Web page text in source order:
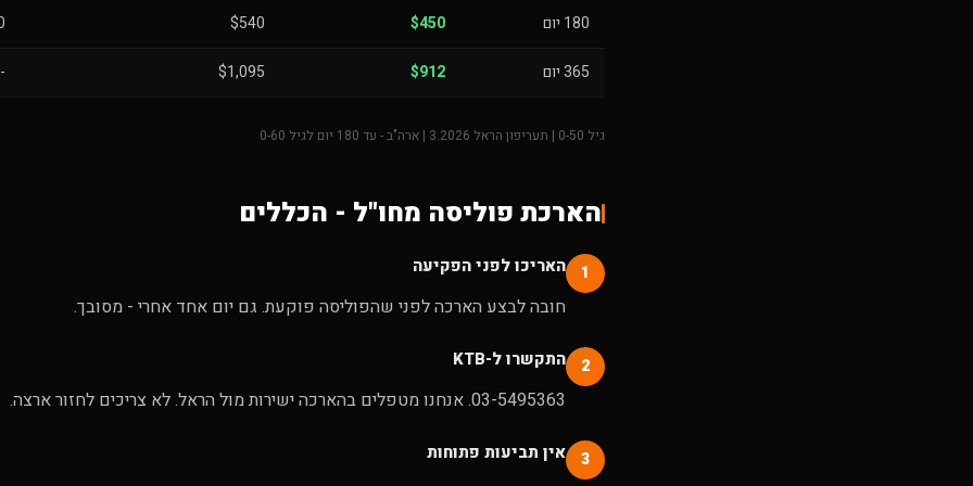
180 יום $450
$540
365 יום $912
$1,095
-
גיל 0-50 | תעריפון הראל 3.2026 | ארה"ב - עד 180 יום לגיל 0-60
הארכת פוליסה מחו"ל - הכללים
1 האריכו לפני הפקיעה
חובה לבצע הארכה לפני שהפוליסה פוקעת. גם יום אחד אחרי - מסובך.
2 התקשרו ל-KTB
03-5495363. אנחנו מטפלים בהארכה ישירות מול הראל. לא צריכים לחזור ארצה.
3 אין תביעות פתוחות